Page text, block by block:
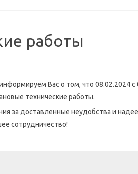
работы
Вас о том, что 08.02.2024 с
технические работы.
за доставленные неудобства и
сотрудничество!